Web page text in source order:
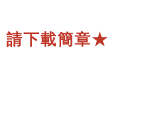
請下載簡章★